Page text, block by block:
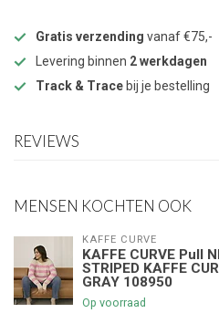
Gratis verzending vanaf €75,-
Levering binnen 2 werkdagen
Track & Trace bij je bestelling
REVIEWS
MENSEN KOCHTEN OOK
KAFFE CURVE
KAFFE CURVE Pull
STRIPED KAFFE
GRAY 108950
Op voorraad